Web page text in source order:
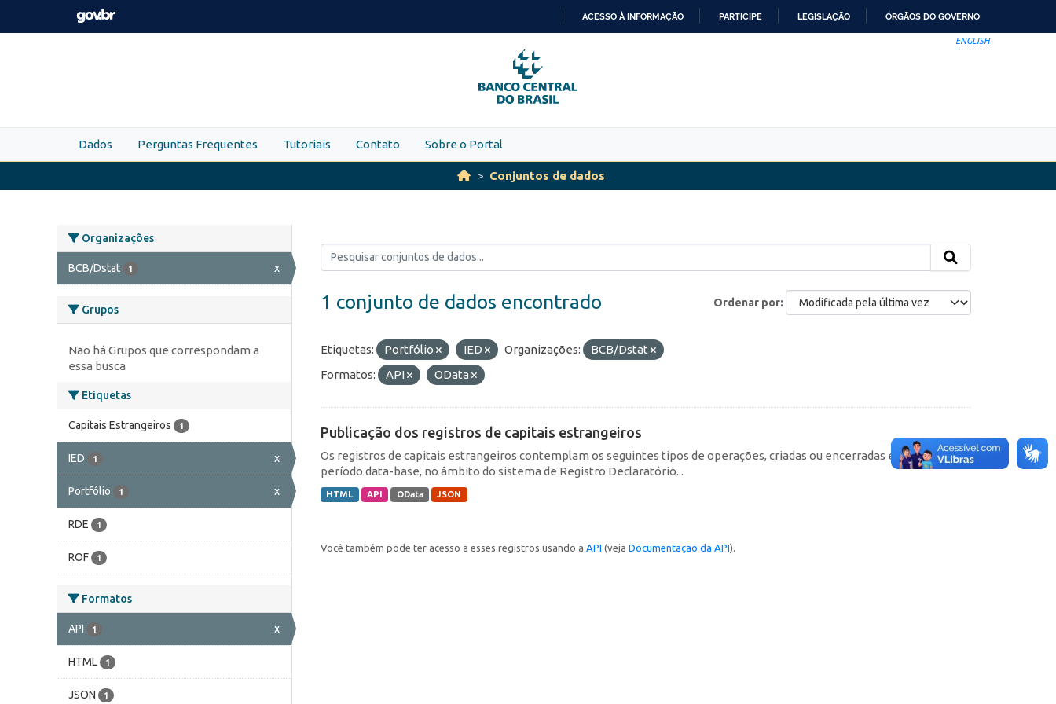
Skip to main content
PARA
O
CONTEÚDO
ACESSO À INFORMAÇÃO PARTICIPE LEGISLAÇÃO ÓRGÃOS DO GOVERNO
ENGLISH
Dados Perguntas Frequentes Tutoriais Contato Sobre o Portal
Conjuntos de dados
Organizações
BCB/Dstat 1 x
Grupos
Não há Grupos que correspondam a
essa busca
Etiquetas
Capitais Estrangeiros 1
IED 1 x
Portfólio 1 x
RDE 1
ROF 1
Formatos
API 1 x
HTML 1
JSON 1
Ordenar por
1 conjunto de dados encontrado
Etiquetas: Portfólio IED Organizações:
BCB/Dstat
Formatos:
API OData
Publicação dos registros de capitais estrangeiros
Os registros de capitais estrangeiros contemplam os seguintes tipos de operações, criadas ou encerradas em cada
período data-base, no âmbito do sistema de Registro Declaratório...
HTML API OData JSON
Você também pode ter acesso a esses registros usando a API (veja Documentação da API).